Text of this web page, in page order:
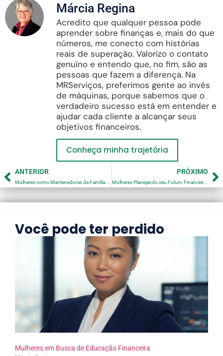
Márcia Regina
Acredito que qualquer pessoa pode
aprender sobre finanças e, mais do que
números, me conecto com histórias
reais de superação. Valorizo o contato
genuíno e entendo que, no fim, são as
pessoas que fazem a diferença. Na
MRServiços, preferimos gente ao invés
de máquinas, porque sabemos que o
verdadeiro sucesso está em entender e
ajudar cada cliente a alcançar seus
objetivos financeiros.
Conheça minha trajetória
ANTERIOR
Mulheres como Mantenedoras da Família: Um Papel de Força e Resiliência
PRÓXIMO
Mulheres Planejando seu Futuro Financeiro, Passos para Garantir Segurança e Liberdade
Você pode ter perdido
Mulheres em Busca de Educação Financeira